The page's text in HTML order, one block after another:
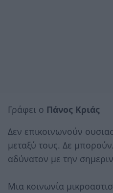
Γράφει ο Πάνος Κριάς
Δεν επικοινωνούν
μεταξύ τους. Δε
αδύνατον με την
Μια κοινωνία